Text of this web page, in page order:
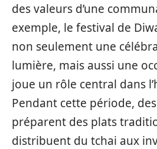
des valeurs d’une
exemple, le festival de
non seulement une
lumière, mais aussi une
joue un rôle central dans
Pendant cette période,
préparent des plats
distribuent du tchai aux